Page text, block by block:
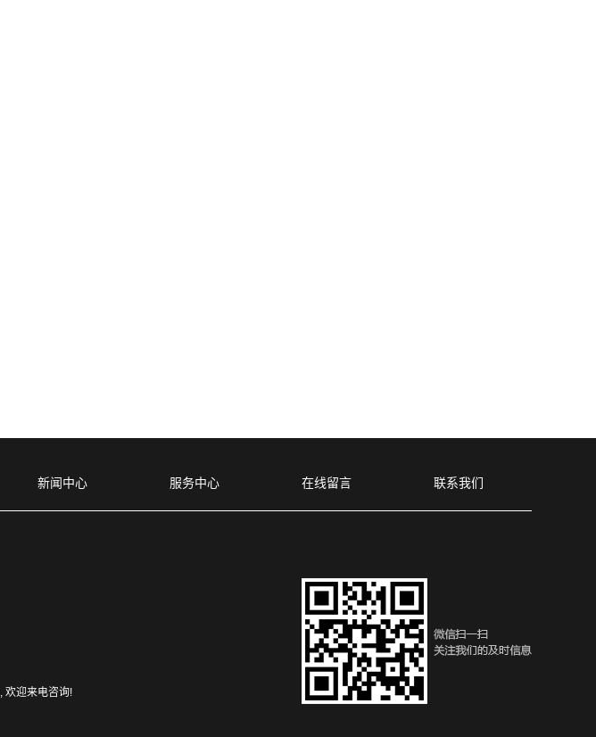
新闻中心 服务中心 在线留言 联系我们
, 欢迎来电咨询!